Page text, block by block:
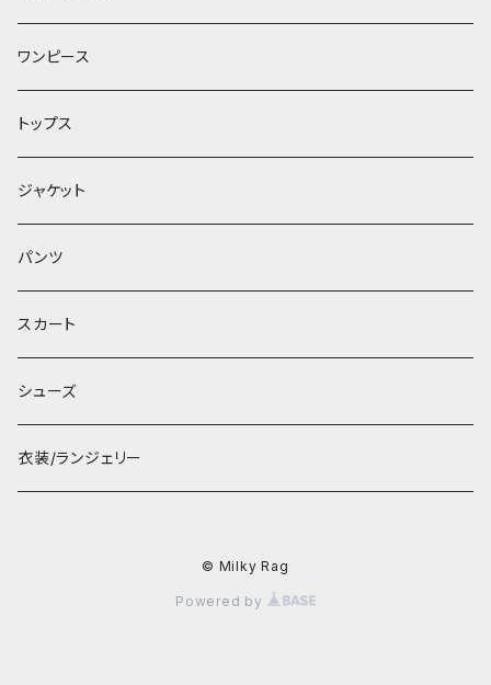
ワンピース
トップス
ジャケット
パンツ
スカート
シューズ
衣装/ランジェリー
© Milky Rag
Powered by